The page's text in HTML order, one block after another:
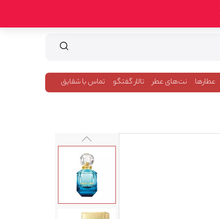
عطارها نت‌های عطر تالار گفتگو تماس با شقایق